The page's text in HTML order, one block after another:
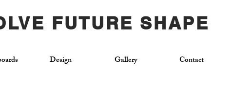
FUTURE SHAPE
Design Gallery Contact